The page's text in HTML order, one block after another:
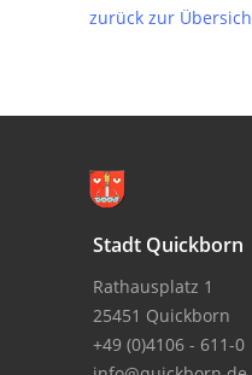
zurück zur
Stadt Quickborn
Rathausplatz 1
25451 Quickborn
+49 (0)4106 - 611-0